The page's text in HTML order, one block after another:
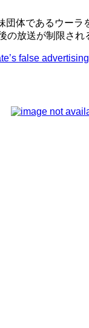
体であるウー
放送が制限され
false